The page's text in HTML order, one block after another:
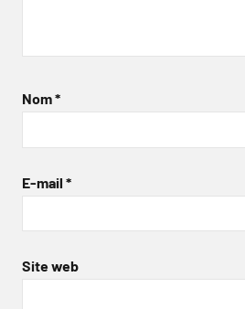
Nom*
E-mail *
Site web